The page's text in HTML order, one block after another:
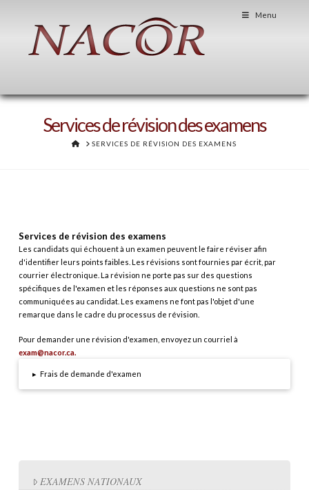
Menu
Services de révision des examens
HOME
SERVICES DE RÉVISION DES EXAMENS
Services de révision des examens
Les candidats qui échouent à un examen peuvent le faire réviser afin
d'identifier leurs points faibles. Les révisions sont fournies par écrit, par
courrier électronique. La révision ne porte pas sur des questions
spécifiques de l'examen et les réponses aux questions ne sont pas
communiquées au candidat. Les examens ne font pas l'objet d'une
remarque dans le cadre du processus de révision.
Pour demander une révision d'examen, envoyez un courriel à
exam@nacor.ca.
▸ Frais de demande d'examen
EXAMENS NATIONAUX